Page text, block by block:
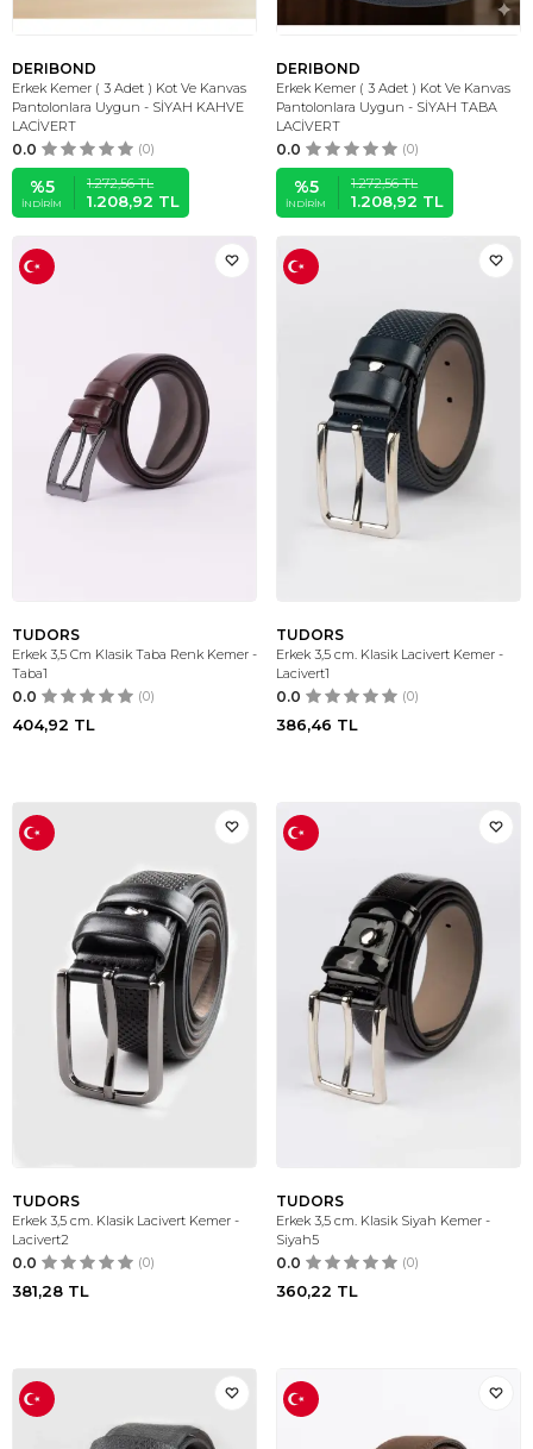
DERIBOND
Erkek Kemer ( 3 Adet ) Kot Ve Kanvas
Pantolonlara Uygun - SİYAH KAHVE
LACİVERT
0.0 (0)
%5
İNDIRIM
1.272,56TL
1.208,92 TL
DERIBOND
Erkek Kemer ( 3 Adet ) Kot Ve Kanvas
Pantolonlara Uygun - SİYAH TABA
LACİVERT
0.0 (0)
%5
İNDIRIM
1.272,56TL
1.208,92 TL
TUDORS
Erkek 3,5 Cm Klasik Taba Renk Kemer -
Taba1
0.0 (0)
404,92 TL
TUDORS
Erkek 3,5 cm. Klasik Lacivert Kemer -
Lacivert1
0.0 (0)
386,46 TL
TUDORS
Erkek 3,5 cm. Klasik Lacivert Kemer -
Lacivert2
0.0 (0)
381,28 TL
TUDORS
Erkek 3,5 cm. Klasik Siyah Kemer -
Siyah5
0.0 (0)
360,22 TL